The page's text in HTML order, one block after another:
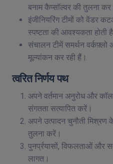
बनाम कैप्सॉल्वर की तुलना कर
इंजीनियरिंग टीमों को वेंडर
स्पष्टता की आवश्यकता होती
संचालन टीमें समर्थन वर्कफ़्लो
मूल्यांकन कर रही हैं।
त्वरित निर्णय पथ
अपने वर्तमान अनुरोध और
संगतता सत्यापित करें।
अपने उत्पादन चुनौती मिश्रण
तुलना करें।
पुनर्प्रयासों, विफलताओं और
लागत।